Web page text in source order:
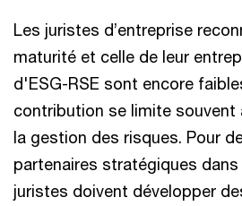
Les juristes d’entreprise
maturité et celle de leur
d'ESG-RSE sont encore
contribution se limite
la gestion des risques. Pour
partenaires stratégiques
juristes doivent développer